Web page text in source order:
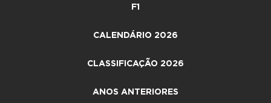
F1
CALENDÁRIO 2026
CLASSIFICAÇÃO 2026
ANOS ANTERIORES